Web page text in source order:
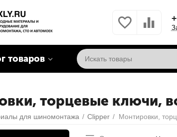
товаров
торцевые ключи,
для шиномонтажа / Сlipper / Монтировки,